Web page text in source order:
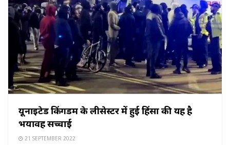
यूनाइटेड किंगडम के लीसेस्टर में हुई हिंसा की यह है
भयावह सच्चाई
21 SEPTEMBER 2022